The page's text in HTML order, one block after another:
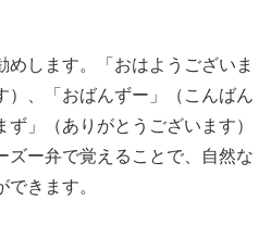
めします。「おはようございま
）、「おばんずー」（こんばん
」（ありがとうございます）
ズー弁で覚えることで、自然な
きます。